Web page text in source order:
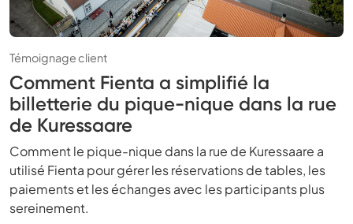
Témoignage client
Comment Fienta a simplifié la
billetterie du pique-nique dans la rue
de Kuressaare
Comment le pique-nique dans la rue de Kuressaare a
utilisé Fienta pour gérer les réservations de tables, les
paiements et les échanges avec les participants plus
sereinement.